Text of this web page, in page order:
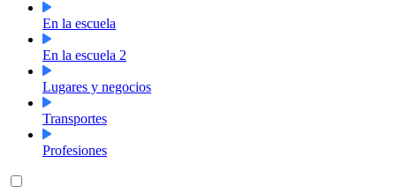
En la escuela
En la escuela 2
Lugares y negocios
Transportes
Profesiones